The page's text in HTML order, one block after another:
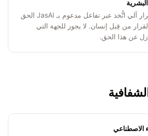
لكل شخص يتأثر بقرار آلي اتُّخذ عبر تفاعل مدعوم بـ JasAI الحق
من قِبل إنسان. لا يجوز للجهة التي
الاصطناعي